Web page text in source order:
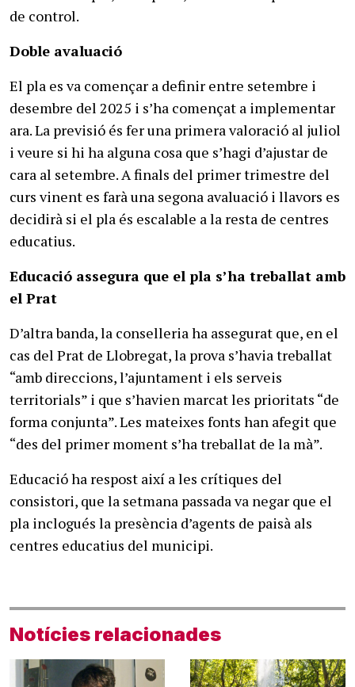
de control.
Doble avaluació
El pla es va començar a definir entre setembre i
desembre del 2025 i s’ha començat a implementar
ara. La previsió és fer una primera valoració al juliol
i veure si hi ha alguna cosa que s’hagi d’ajustar de
cara al setembre. A finals del primer trimestre del
curs vinent es farà una segona avaluació i llavors es
decidirà si el pla és escalable a la resta de centres
educatius.
Educació assegura que el pla s’ha treballat amb
el Prat
D’altra banda, la conselleria ha assegurat que, en el
cas del Prat de Llobregat, la prova s’havia treballat
“amb direccions, l’ajuntament i els serveis
territorials” i que s’havien marcat les prioritats “de
forma conjunta”. Les mateixes fonts han afegit que
“des del primer moment s’ha treballat de la mà”.
Educació ha respost així a les crítiques del
consistori, que la setmana passada va negar que el
pla inclogués la presència d’agents de paisà als
centres educatius del municipi.
Notícies relacionades